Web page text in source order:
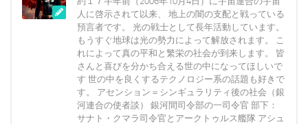
人に啓示されて以来、 地上の闇の支配と戦っている
預言者です。 光の戦士として長年活動しています。
もうすぐ地球は光の勢力によって解放されます。 こ
れによって真の平和と繁栄の社会が到来します。 皆
さんと喜びを分かち合える世の中になってほしいで
す 世の中を良くするテクノロジー系の話題も好きで
す。 アセンション＝シンギュラリティ後の社会（銀
河連合の使者談） 銀河間司令部の一司令官 部下：
サナト・クマラ司令官とアークトゥルス艦隊 アシュ